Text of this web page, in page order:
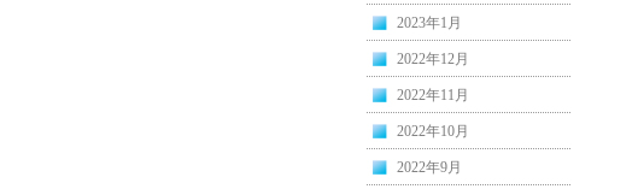
2023年1月
2022年12月
2022年11月
2022年10月
2022年9月